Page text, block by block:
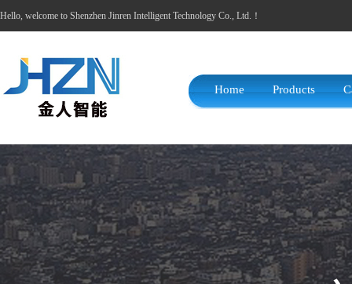
Hello, welcome to Shenzhen Jinren Intelligent Technology Co., Ltd.！
Home Products